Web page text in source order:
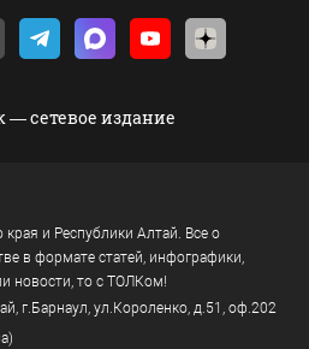
— сетевое издание
края и Республики Алтай. Все о
в формате статей, инфографики,
новости, то с ТОЛКом!
г.Барнаул, ул.Короленко, д.51, оф.202